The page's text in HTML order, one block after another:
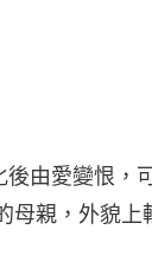
由愛變恨，
母親，外貌上